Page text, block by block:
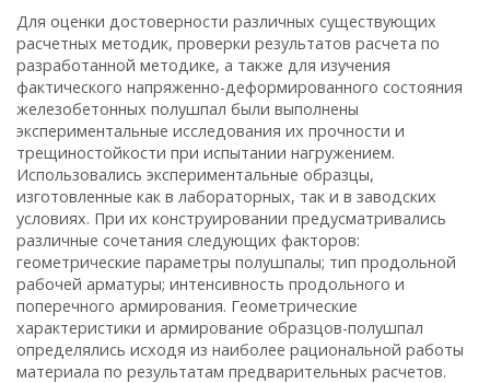
Для оценки достоверности различных существующих
расчетных методик, проверки результатов расчета по
разработанной методике, а также для изучения
фактического напряженно-деформированного состояния
железобетонных полушпал были выполнены
экспериментальные исследования их прочности и
трещиностойкости при испытании нагружением.
Использовались экспериментальные образцы,
изготовленные как в лабораторных, так и в заводских
условиях. При их конструировании предусматривались
различные сочетания следующих факторов:
геометрические параметры полушпалы; тип продольной
рабочей арматуры; интенсивность продольного и
поперечного армирования. Геометрические
характеристики и армирование образцов-полушпал
определялись исходя из наиболее рациональной работы
материала по результатам предварительных расчетов.